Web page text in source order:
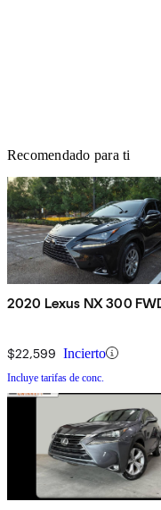
Recomendado para ti
2020 Lexus NX 300
$22,599 Incierto
Incluye tarifas de conc.